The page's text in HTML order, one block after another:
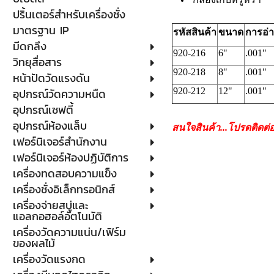
ปริ้นเตอร์สำหรับเครื่องชั่ง
มาตรฐาน IP
มีดกลึง
วิทยุสื่อสาร
หน้าปัดวัดแรงดัน
อุปกรณ์วัดความหนืด
อุปกรณ์เซฟตี้
อุปกรณ์ห้องแล็บ
เฟอร์นิเจอร์สำนักงาน
เฟอร์นิเจอร์ห้องปฏิบัติการ
เครื่องทดสอบความแข็ง
เครื่องชั่งอิเล็กทรอนิกส์
เครื่องจ่ายสบู่และ
แอลกอฮอล์อัตโนมัติ
เครื่องวัดความแน่น/เฟิร์ม
ของผลไม้
เครื่องวัดแรงกด
รหัสสินค้าขนาด การอ่
920-216
6"
.001"
920-218
8"
.001"
920-212
12" .001"
สนใจสินค้า...โปรดติดต่